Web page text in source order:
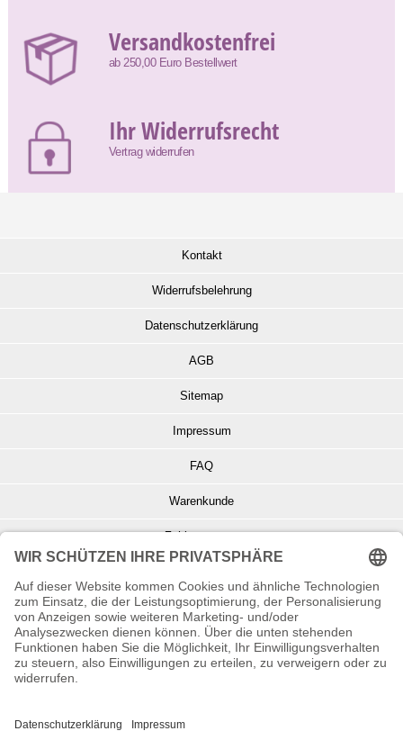
Versandkostenfrei
ab 250,00 Euro Bestellwert
Ihr Widerrufsrecht
Vertrag widerrufen
Kontakt
Widerrufsbelehrung
Datenschutzerklärung
AGB
Sitemap
Impressum
FAQ
Warenkunde
Zahlungsarten
Info zu Elektro- u. Elektronikgeräten
Batterieentsorgung
Informationen zur Echtheit von Kundenbewertungen